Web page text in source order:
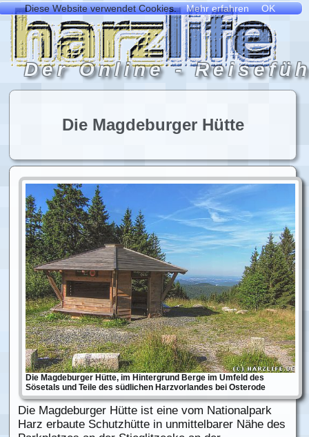
Die Magdeburger Hütte
Die Magdeburger Hütte, im Hintergrund Berge im Umfeld des
Sösetals und Teile des südlichen Harzvorlandes bei Osterode
Die Magdeburger Hütte ist eine vom Nationalpark
Harz erbaute Schutzhütte in unmittelbarer Nähe des